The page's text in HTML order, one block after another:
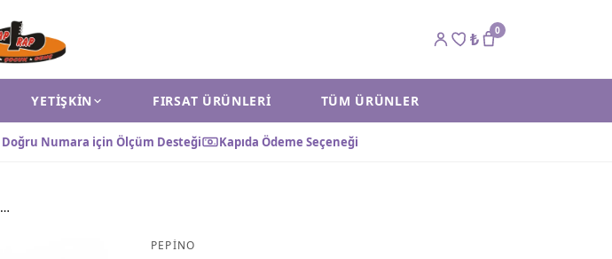
₺ 0
YETIŞKIN FIRSAT ÜRÜNLERI TÜM ÜRÜNLER
Doğru Numara için Ölçüm Desteği Kapıda Ödeme Seçeneği
Unicorn Desenli Işıklı Bebe Çocuk Spor Ayakkabı Gümüş
PEPINO